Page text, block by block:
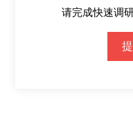
请完成快速调